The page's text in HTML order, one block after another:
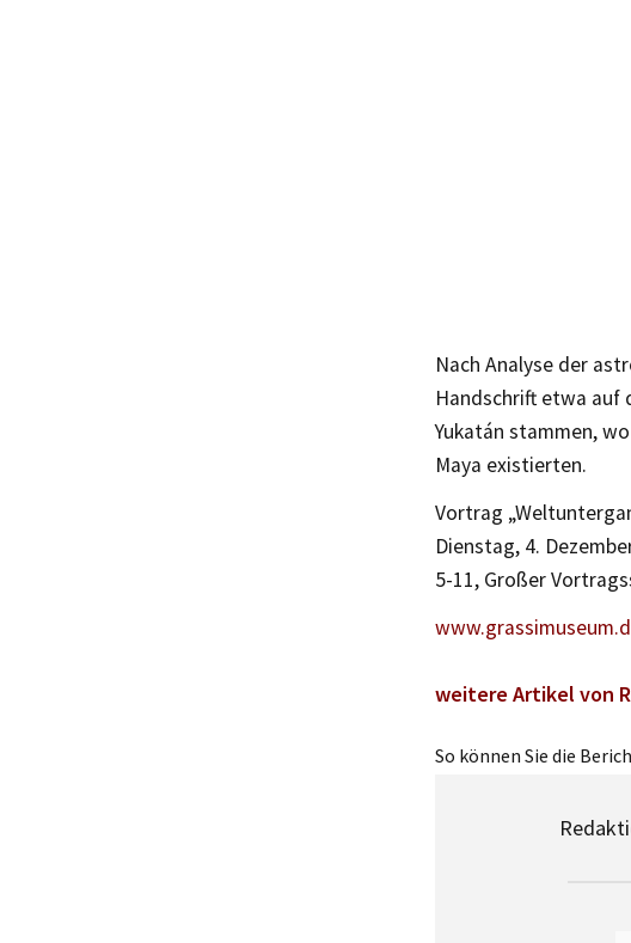
Nach Analyse der
Handschrift etwa auf
Yukatán stammen,
Maya existierten.
Vortrag
Dienstag, 4.
5-11, Großer
weitere Artikel von
So können Sie die